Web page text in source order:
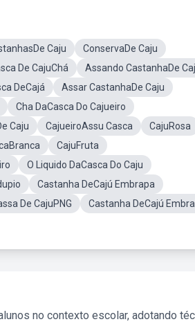
Caju
ConservaDe Caju
De CajuChá
Assando CastanhaDe
DeCajá
Assar CastanhaDe Caju
Cha DaCasca Do Cajueiro
Caju CajueiroAssu Casca
CajuRosa
CajuFruta
O Liquido DaCasca Do Caju
Castanha DeCajú Embrapa
De CajuPNG
Castanha DeCajú
no contexto escolar, adotando